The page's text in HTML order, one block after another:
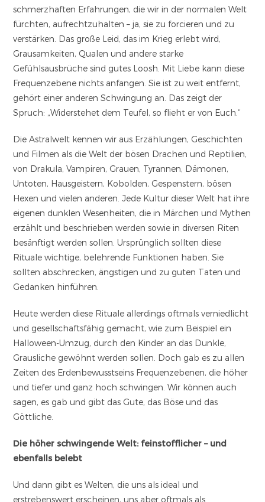
schmerzhaften Erfahrungen, die wir in der normalen Welt
fürchten, aufrechtzuhalten – ja, sie zu forcieren und zu
verstärken. Das große Leid, das im Krieg erlebt wird,
Grausamkeiten, Qualen und andere starke
Gefühlsausbrüche sind gutes Loosh. Mit Liebe kann diese
Frequenzebene nichts anfangen. Sie ist zu weit entfernt,
gehört einer anderen Schwingung an. Das zeigt der
Spruch: „Widerstehet dem Teufel, so flieht er von Euch.“
Die Astralwelt kennen wir aus Erzählungen, Geschichten
und Filmen als die Welt der bösen Drachen und Reptilien,
von Drakula, Vampiren, Grauen, Tyrannen, Dämonen,
Untoten, Hausgeistern, Kobolden, Gespenstern, bösen
Hexen und vielen anderen. Jede Kultur dieser Welt hat ihre
eigenen dunklen Wesenheiten, die in Märchen und Mythen
erzählt und beschrieben werden sowie in diversen Riten
besänftigt werden sollen. Ursprünglich sollten diese
Rituale wichtige, belehrende Funktionen haben. Sie
sollten abschrecken, ängstigen und zu guten Taten und
Gedanken hinführen.
Heute werden diese Rituale allerdings oftmals verniedlicht
und gesellschaftsfähig gemacht, wie zum Beispiel ein
Halloween-Umzug, durch den Kinder an das Dunkle,
Grausliche gewöhnt werden sollen. Doch gab es zu allen
Zeiten des Erdenbewusstseins Frequenzebenen, die höher
und tiefer und ganz hoch schwingen. Wir können auch
sagen, es gab und gibt das Gute, das Böse und das
Göttliche.
Die höher schwingende Welt: feinstofflicher – und
ebenfalls belebt
Und dann gibt es Welten, die uns als ideal und
erstrebenswert erscheinen, uns aber oftmals als